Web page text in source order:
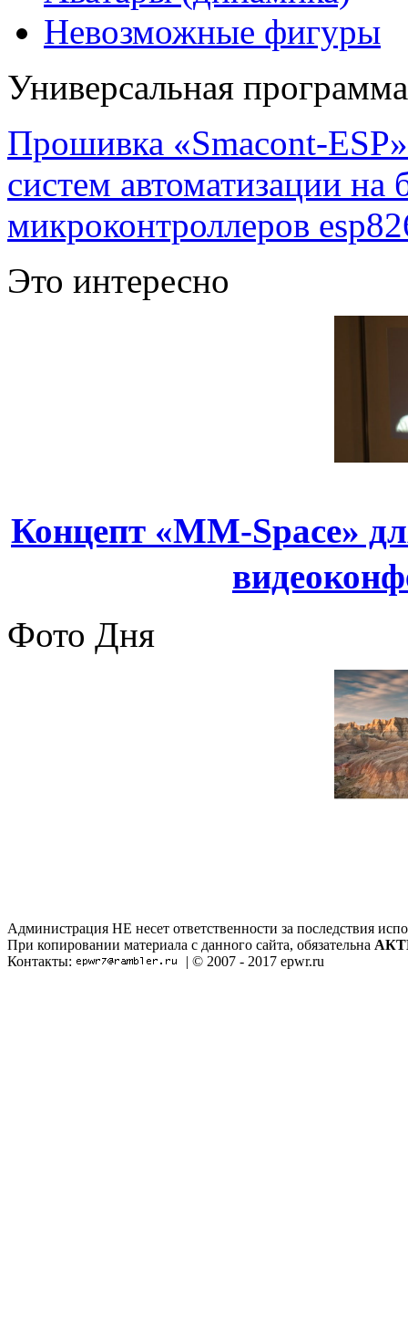
Невозможные фигуры
Универсальная
Прошивка «Smacont-
систем автоматизации
микроконтроллеров
Это интересно
Концепт «MM-Space»
Фото Дня
Администрация НЕ несет ответственности за последствия
При копировании материала с данного сайта, обязательна
Контакты:
| © 2007 - 2017 epwr.ru